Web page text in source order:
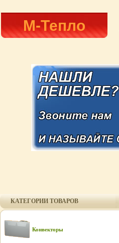
М-Тепло
КАТЕГОРИИ ТОВАРОВ
Конвекторы